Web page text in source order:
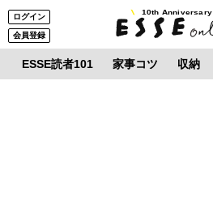
ログイン
会員登録
10th Anniversary
ESSE読者101 家事コツ 収納